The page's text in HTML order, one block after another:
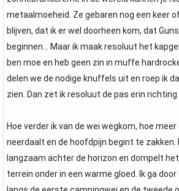
metaalmoeheid. Ze gebaren nog een keer
blijven, dat ik er wel doorheen kom, dat
beginnen… Maar ik maak resoluut het
ben moe en heb geen zin in muffe
delen we de nodige knuffels uit en roep ik
zien. Dan zet ik resoluut de pas erin richting
Hoe verder ik van de wei wegkom, hoe
neerdaalt en de hoofdpijn begint te zakken.
langzaam achter de horizon en dompelt
terrein onder in een warme gloed. Ik ga